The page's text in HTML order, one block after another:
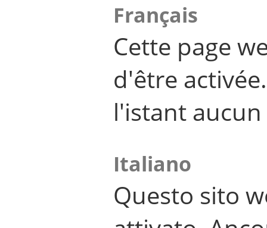
Français
Cette page
d'être
l'istant
Italiano
Questo sito